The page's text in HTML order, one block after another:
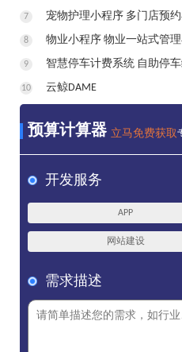
7 宠物护理小程序 多门店预
8 物业小程序 物业一站式管
9 智慧停车计费系统 自助停车
10 云鲸DAME
预算计算器 立马免费获取
开发服务
APP
网站建设
需求描述